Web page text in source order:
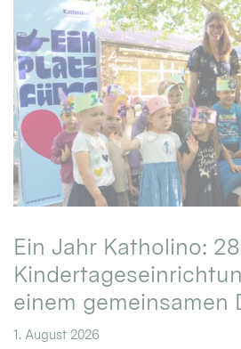
Ein Jahr Katholino:
einem gemeinsamen
1. August 2026